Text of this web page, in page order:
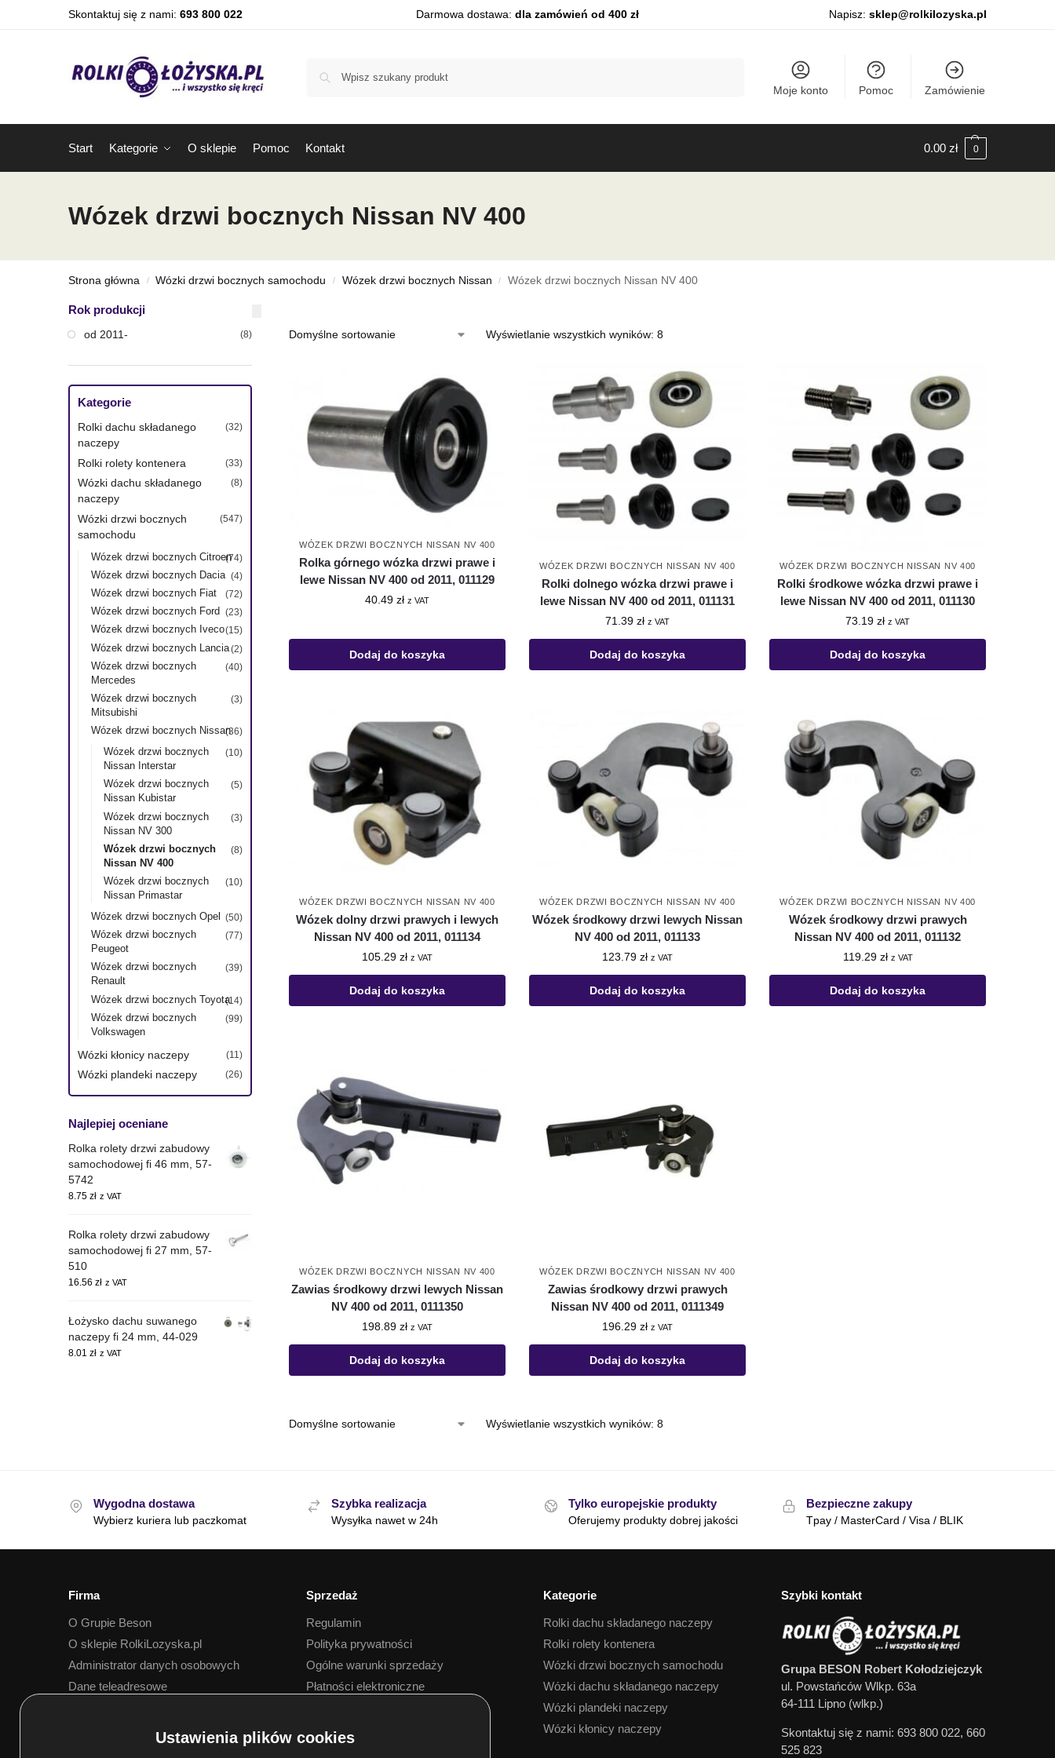
Skontaktuj się z nami: 693 800 022 Darmowa dostawa: dla zamówień od 400 zł Napisz: sklep@rolkilozyska.pl
Moje konto Pomoc Zamówienie
Start Kategorie O sklepie Pomoc Kontakt 0.00 zł 0
Wózek drzwi bocznych Nissan NV 400
Strona główna / Wózki drzwi bocznych samochodu / Wózek drzwi bocznych Nissan / Wózek drzwi bocznych Nissan NV 400
Wyświetlanie wszystkich wyników: 8
WÓZEK DRZWI BOCZNYCH NISSAN NV 400
Rolka górnego wózka drzwi prawe i
lewe Nissan NV 400 od 2011, 011129
40.49 zł z VAT
Dodaj do koszyka
WÓZEK DRZWI BOCZNYCH NISSAN NV 400
Rolki dolnego wózka drzwi prawe i
lewe Nissan NV 400 od 2011, 011131
71.39 zł z VAT
Dodaj do koszyka
WÓZEK DRZWI BOCZNYCH NISSAN NV 400
Rolki środkowe wózka drzwi prawe i
lewe Nissan NV 400 od 2011, 011130
73.19zł z VAT
Dodaj do koszyka
WÓZEK DRZWI BOCZNYCH NISSAN NV 400
Wózek dolny drzwi prawych i lewych
Nissan NV 400 od 2011, 011134
105.29 zł z VAT
Dodaj do koszyka
WÓZEK DRZWI BOCZNYCH NISSAN NV 400
Wózek środkowy drzwi lewych Nissan
NV 400 od 2011, 011133
123.79 zł z VAT
Dodaj do koszyka
WÓZEK DRZWI BOCZNYCH NISSAN NV 400
Wózek środkowy drzwi prawych
Nissan NV 400 od 2011, 011132
119.29 zł z VAT
Dodaj do koszyka
WÓZEK DRZWI BOCZNYCH NISSAN NV 400
Zawias środkowy drzwi lewych Nissan
NV 400 od 2011, 0111350
198.89 zł z VAT
Dodaj do koszyka
WÓZEK DRZWI BOCZNYCH NISSAN NV 400
Zawias środkowy drzwi prawych
Nissan NV 400 od 2011, 0111349
196.29 zł z VAT
Dodaj do koszyka
Wyświetlanie wszystkich wyników: 8
Rok produkcji
od 2011- (8)
Kategorie
Rolki dachu składanego
naczepy
(32)
Rolki rolety kontenera (33)
Wózki dachu składanego
naczepy
(8)
Wózki drzwi bocznych
samochodu
(547)
Wózek drzwi bocznych Citroen(74)
Wózek drzwi bocznych Dacia (4)
Wózek drzwi bocznych Fiat (72)
Wózek drzwi bocznych Ford (23)
Wózek drzwi bocznych Iveco(15)
Wózek drzwi bocznych Lancia(2)
Wózek drzwi bocznych
Mercedes
(40)
Wózek drzwi bocznych
Mitsubishi
(3)
Wózek drzwi bocznych Nissan(36)
Wózek drzwi bocznych
Nissan Interstar
(10)
Wózek drzwi bocznych
Nissan Kubistar
(5)
Wózek drzwi bocznych
Nissan NV 300
(3)
Wózek drzwi bocznych
Nissan NV 400
(8)
Wózek drzwi bocznych
Nissan Primastar
(10)
Wózek drzwi bocznych Opel (50)
Wózek drzwi bocznych
Peugeot
(77)
Wózek drzwi bocznych
Renault
(39)
Wózek drzwi bocznych Toyota(14)
Wózek drzwi bocznych
Volkswagen
(99)
Wózki kłonicy naczepy (11)
Wózki plandeki naczepy (26)
Najlepiej oceniane
Rolka rolety drzwi zabudowy
samochodowej fi 46 mm, 57-
5742
8.75 zł z VAT
Rolka rolety drzwi zabudowy
samochodowej fi 27 mm, 57-
510
16.56 zł z VAT
Łożysko dachu suwanego
naczepy fi 24 mm, 44-029
8.01 zł z VAT
Wygodna dostawa
Wybierz kuriera lub paczkomat
Szybka realizacja
Wysyłka nawet w 24h
Tylko europejskie produkty
Oferujemy produkty dobrej jakości
Bezpieczne zakupy
Tpay / MasterCard / Visa / BLIK
Firma
O Grupie Beson
O sklepie RolkiLozyska.pl
Administrator danych osobowych
Dane teleadresowe
Sprzedaż
Regulamin
Polityka prywatności
Ogólne warunki sprzedaży
Płatności elektroniczne
Kategorie
Rolki dachu składanego naczepy
Rolki rolety kontenera
Wózki drzwi bocznych samochodu
Wózki dachu składanego naczepy
Wózki plandeki naczepy
Wózki kłonicy naczepy
Szybki kontakt
Grupa BESON Robert Kołodziejczyk
ul. Powstańców Wlkp. 63a
64-111 Lipno (wlkp.)
Skontaktuj się z nami: 693 800 022, 660
525 823